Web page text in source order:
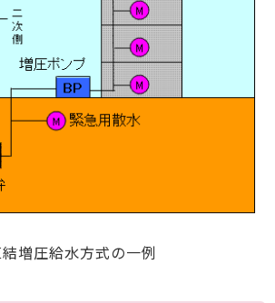
増圧給水方式の一例